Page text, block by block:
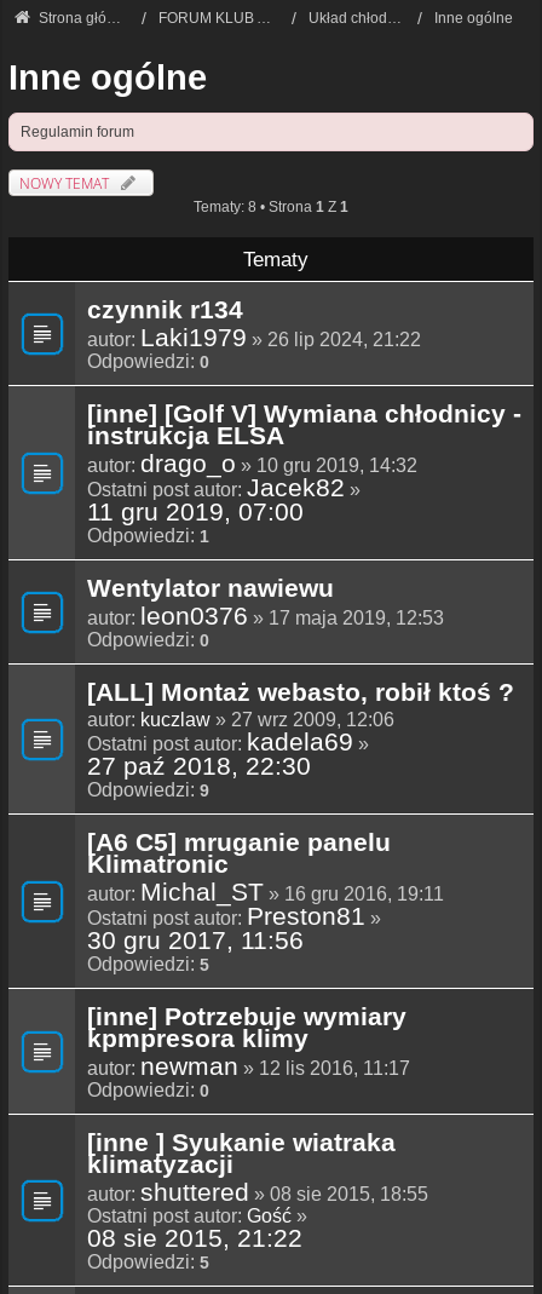
Strona główna FORUM KLUB AUDI A8 - FORUM TECHNICZNE Układ chłodzenia, ogrzewanie i klimatyzacja Inne ogólne
Inne ogólne
Regulamin forum
NOWY TEMAT
Tematy: 8 • Strona 1 Z 1
Tematy
czynnik r134
autor: Laki1979 » 26 lip 2024, 21:22
Odpowiedzi: 0
[inne] [Golf V] Wymiana chłodnicy -
instrukcja ELSA
autor: drago_o » 10 gru 2019, 14:32
Ostatni post autor: Jacek82 »
11 gru 2019, 07:00
Odpowiedzi: 1
Wentylator nawiewu
autor: leon0376 » 17 maja 2019, 12:53
Odpowiedzi: 0
[ALL] Montaż webasto, robił ktoś ?
autor: kuczlaw » 27 wrz 2009, 12:06
Ostatni post autor: kadela69 »
27 paź 2018, 22:30
Odpowiedzi: 9
[A6 C5] mruganie panelu
Klimatronic
autor: Michal_ST » 16 gru 2016, 19:11
Ostatni post autor: Preston81 »
30 gru 2017, 11:56
Odpowiedzi: 5
[inne] Potrzebuje wymiary
kpmpresora klimy
autor: newman » 12 lis 2016, 11:17
Odpowiedzi: 0
[inne ] Syukanie wiatraka
klimatyzacji
autor: shuttered » 08 sie 2015, 18:55
Ostatni post autor: Gość »
08 sie 2015, 21:22
Odpowiedzi: 5